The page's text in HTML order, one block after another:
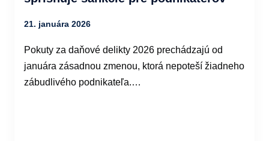
21. januára 2026
Pokuty za daňové delikty 2026 prechádzajú od
januára zásadnou zmenou, ktorá nepoteší žiadneho
zábudlivého podnikateľa.…